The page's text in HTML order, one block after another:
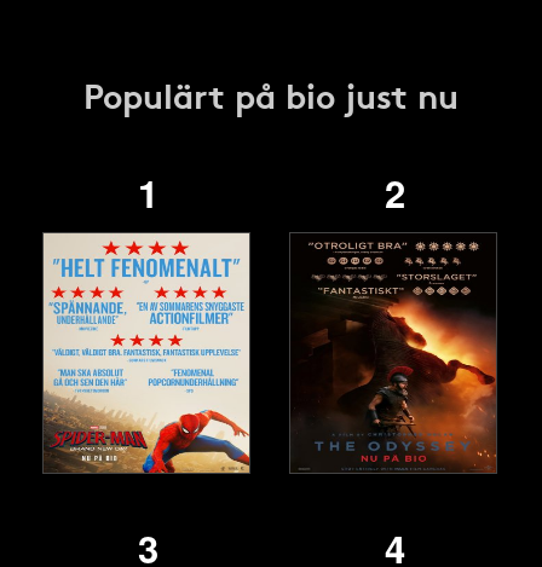
Populärt på bio just nu
1 2
3 4